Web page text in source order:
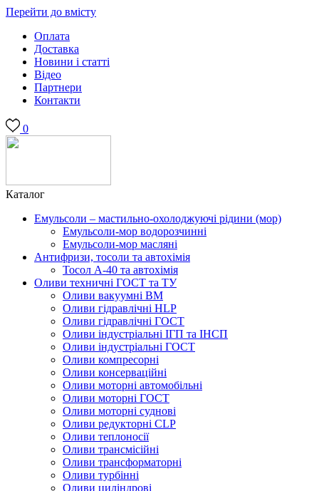
Перейти до вмісту
Оплата
Доставка
Новини і статті
Відео
Партнери
Контакти
0
Каталог
Емульсоли – мастильно-охолоджуючі рідини (мор)
Емульсоли-мор водорозчинні
Емульсоли-мор масляні
Антифризи, тосоли та автохімія
Тосол А-40 та автохімія
Оливи техничні ГОСТ та ТУ
Оливи вакуумні ВМ
Оливи гідравлічні HLP
Оливи гідравлічні ГОСТ
Оливи індустріальні ІГП та ІНСП
Оливи індустріальні ГОСТ
Оливи компресорні
Оливи консерваційні
Оливи моторні автомобільні
Оливи моторні ГОСТ
Оливи моторні суднові
Оливи редукторні CLP
Оливи теплоносії
Оливи трансмісійні
Оливи трансформаторні
Оливи турбінні
Оливи циліндрові